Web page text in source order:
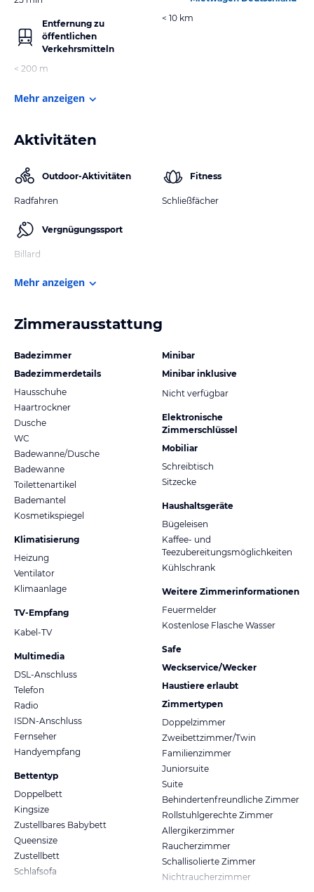
Entfernung zu
öffentlichen
Verkehrsmitteln
< 200 m
< 10 km
Mehr anzeigen
Aktivitäten
Outdoor-Aktivitäten
Radfahren
Vergnügungssport
Billard
Fitness
Schließfächer
Mehr anzeigen
Zimmerausstattung
Badezimmer
Badezimmerdetails
Hausschuhe
Haartrockner
Dusche
WC
Badewanne/Dusche
Badewanne
Toilettenartikel
Bademantel
Kosmetikspiegel
Klimatisierung
Heizung
Ventilator
Klimaanlage
TV-Empfang
Kabel-TV
Multimedia
DSL-Anschluss
Telefon
Radio
ISDN-Anschluss
Fernseher
Handyempfang
Bettentyp
Doppelbett
Kingsize
Zustellbares Babybett
Queensize
Zustellbett
Schlafsofa
Minibar
Minibar inklusive
Nicht verfügbar
Elektronische
Zimmerschlüssel
Mobiliar
Schreibtisch
Sitzecke
Haushaltsgeräte
Bügeleisen
Kaffee- und
Teezubereitungsmöglichkeiten
Kühlschrank
Weitere Zimmerinformationen
Feuermelder
Kostenlose Flasche Wasser
Safe
Weckservice/Wecker
Haustiere erlaubt
Zimmertypen
Doppelzimmer
Zweibettzimmer/Twin
Familienzimmer
Juniorsuite
Suite
Behindertenfreundliche Zimmer
Rollstuhlgerechte Zimmer
Allergikerzimmer
Raucherzimmer
Schallisolierte Zimmer
Nichtraucherzimmer